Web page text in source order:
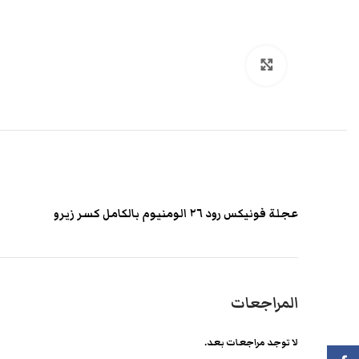
عجلة فونيكس رود ٢٦ الومنيوم بالكامل كسر زيرو
المراجعات
لا توجد مراجعات بعد.